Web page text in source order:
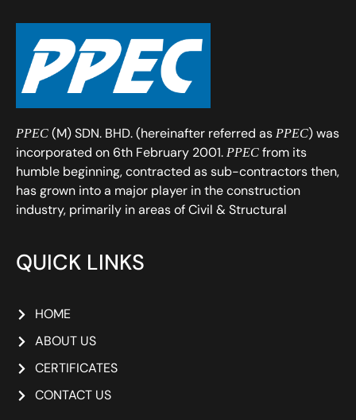
PPEC (M) SDN. BHD. (hereinafter referred as PPEC) was
incorporated on 6th February 2001. PPEC from its
humble beginning, contracted as sub-contractors then,
has grown into a major player in the construction
industry, primarily in areas of Civil & Structural
QUICK LINKS
HOME
ABOUT US
CERTIFICATES
CONTACT US